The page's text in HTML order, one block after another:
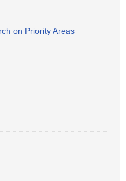
on Priority Areas